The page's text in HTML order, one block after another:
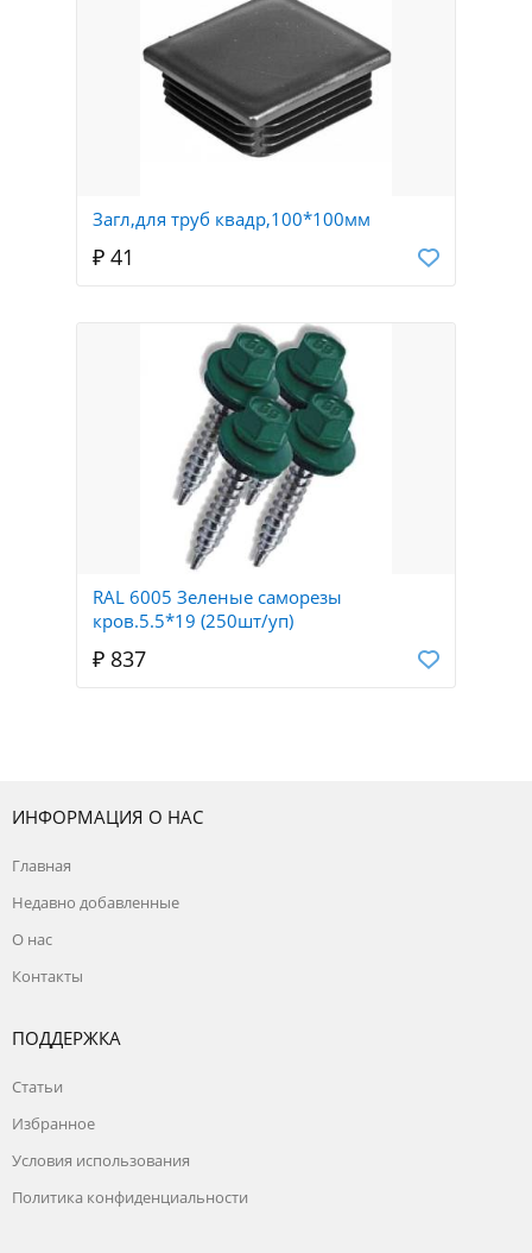
Загл,для труб квадр,100*100мм
₽ 41
RAL 6005 Зеленые саморезы
кров.5.5*19 (250шт/уп)
₽ 837
ИНФОРМАЦИЯ О НАС
Главная
Недавно добавленные
О нас
Контакты
ПОДДЕРЖКА
Статьи
Избранное
Условия использования
Политика конфиденциальности